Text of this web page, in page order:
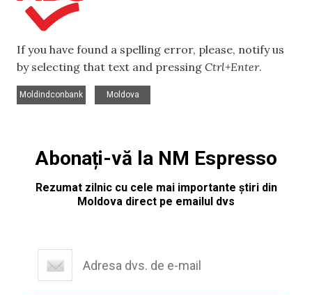
If you have found a spelling error, please, notify us
by selecting that text and pressing Ctrl+Enter.
Moldindconbank
Moldova
Abonați-vă la NM Espresso
Rezumat zilnic cu cele mai importante știri din
Moldova direct pe emailul dvs